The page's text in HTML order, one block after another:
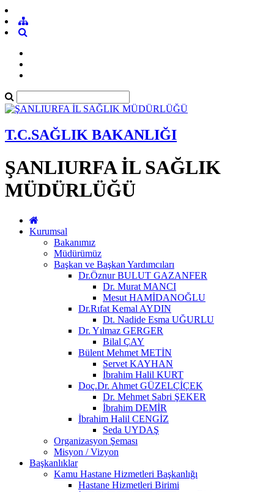
T.C.SAĞLIK BAKANLIĞI
ŞANLIURFA İL SAĞLIK
MÜDÜRLÜĞÜ
Kurumsal
Bakanımız
Müdürümüz
Başkan ve Başkan Yardımcıları
Dr.Öznur BULUT GAZANFER
Dr. Murat MANCI
Mesut HAMİDANOĞLU
Dr.Rıfat Kemal AYDIN
Dt. Nadide Esma UĞURLU
Dr. Yılmaz GERGER
Bilal ÇAY
Bülent Mehmet METİN
Servet KAYHAN
İbrahim Halil KURT
Doç.Dr. Ahmet GÜZELÇİÇEK
Dr. Mehmet Sabri ŞEKER
İbrahim DEMİR
İbrahim Halil CENGİZ
Seda UYDAŞ
Organizasyon Şeması
Misyon / Vizyon
Başkanlıklar
Kamu Hastane Hizmetleri Başkanlığı
Hastane Hizmetleri Birimi